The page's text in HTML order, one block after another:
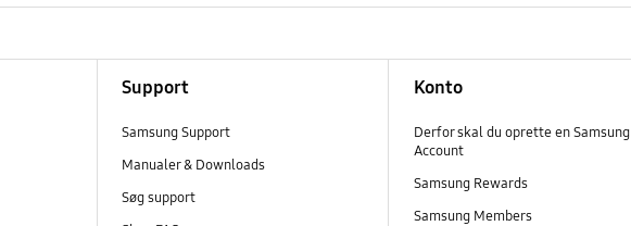
Support
Samsung Support
Manualer & Downloads
Søg support
Konto
Derfor skal du oprette en Samsung
Account
Samsung Rewards
Samsung Members